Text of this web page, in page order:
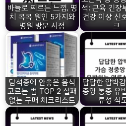
바늘로 찌르는 느낌, 명
치 콕콕 원인 5가지와
병원 방문 시점
석: 근육 긴장
건강 이상 신
크
담석증에 안좋은 음식
고르는 법 TOP 2 실패
없는 구매 체크리스트
답답한 압박
중앙 통증 유
류성 식